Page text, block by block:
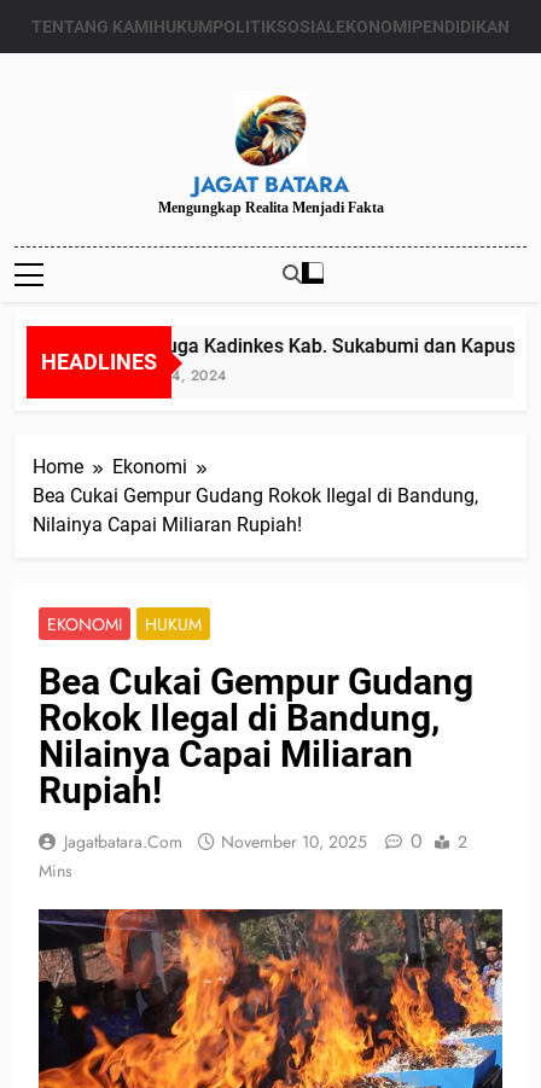
TENTANG KAMIHUKUMPOLITIKSOSIALEKONOMIPENDIDIKAN
JAGAT BATARA
Mengungkap Realita Menjadi Fakta
HEADLINES
Diduga Kadinkes Kab. Sukabumi dan
Juli 24, 2024
Home
Ekonomi
Bea Cukai Gempur Gudang Rokok Ilegal di Bandung,
Nilainya Capai Miliaran Rupiah!
EKONOMI HUKUM
Bea Cukai Gempur Gudang
Rokok Ilegal di Bandung,
Nilainya Capai Miliaran
Rupiah!
Jagatbatara.com November 10, 2025 0
2
Mins